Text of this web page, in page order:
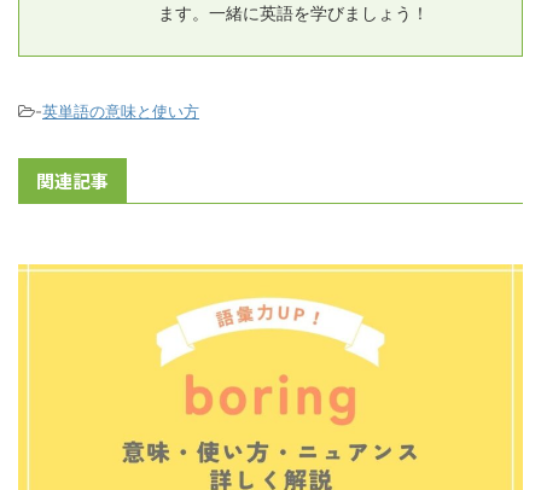
ます。一緒に英語を学びましょう！
-英単語の意味と使い方
関連記事